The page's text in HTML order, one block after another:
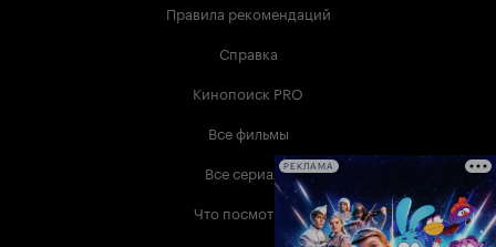
Правила рекомендаций
Справка
Кинопоиск PRO
Все фильмы
Все сериалы
Что посмотреть
РЕКЛАМА